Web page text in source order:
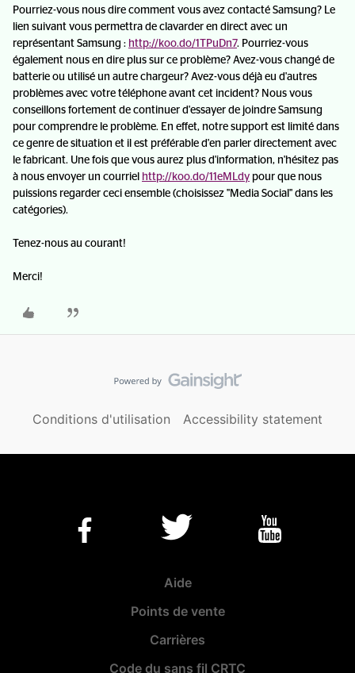
Pourriez-vous nous dire comment vous avez contacté Samsung? Le
lien suivant vous permettra de clavarder en direct avec un
représentant Samsung : http://koo.do/1TPuDn7. Pourriez-vous
également nous en dire plus sur ce problème? Avez-vous changé de
batterie ou utilisé un autre chargeur? Avez-vous déjà eu d'autres
problèmes avec votre téléphone avant cet incident? Nous vous
conseillons fortement de continuer d'essayer de joindre Samsung
pour comprendre le problème. En effet, notre support est limité dans
ce genre de situation et il est préférable d'en parler directement avec
le fabricant. Une fois que vous aurez plus d'information, n'hésitez pas
à nous envoyer un courriel http://koo.do/11eMLdy pour que nous
puissions regarder ceci ensemble (choisissez "Media Social" dans les
catégories).
Tenez-nous au courant!
Merci!
Conditions d'utilisation Accessibility statement
Aide
Points de vente
Carrières
Code du sans fil CRTC